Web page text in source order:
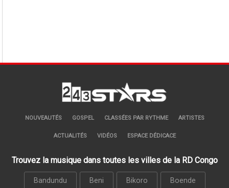
NOUVEAUTÉS GOSPEL CLASSÉES PAR RYTHME ARTISTES
ACTUALITÉS VIDÉOS ESPACE DÉDICACE
Trouvez la musique dans toutes les villes de la RD Congo
Bandundu Beni Bikoro Boende